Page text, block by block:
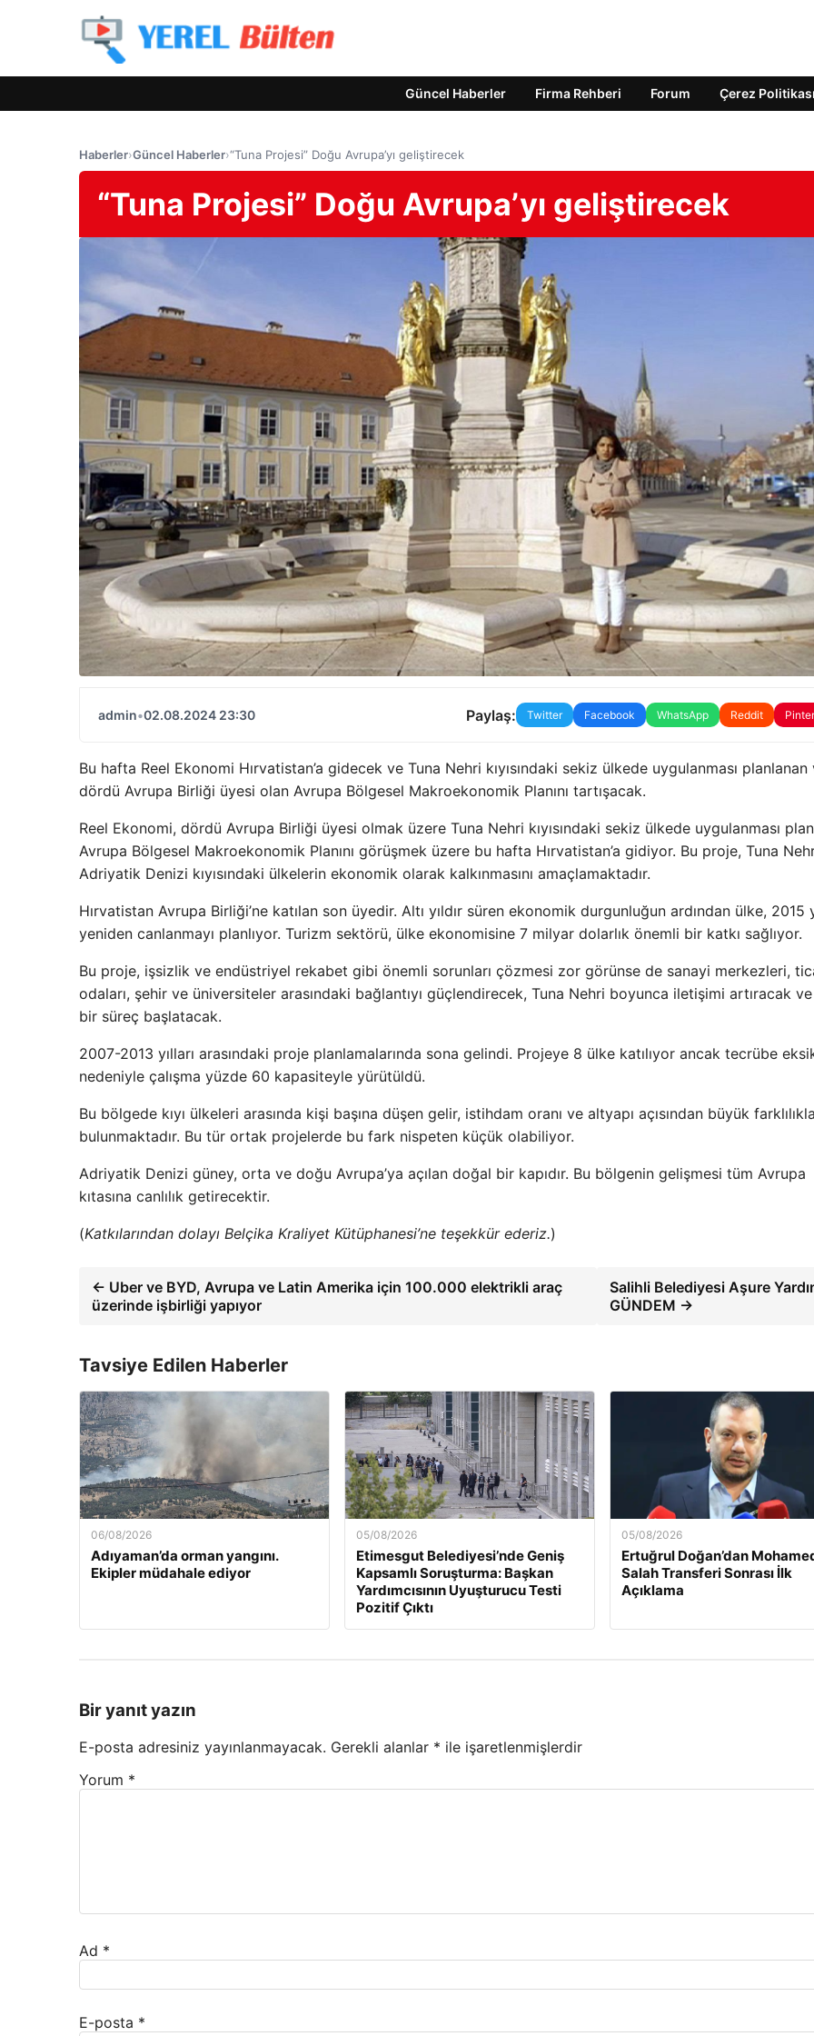
Güncel Haberler Firma Rehberi Forum Çerez Politikası
Haberler›Güncel Haberler›“Tuna Projesi” Doğu Avrupa’yı geliştirecek
“Tuna Projesi” Doğu Avrupa’yı geliştirecek
admin•02.08.2024 23:30 Paylaş: Twitter Facebook WhatsApp Reddit
Bu hafta Reel Ekonomi Hırvatistan’a gidecek ve Tuna Nehri kıyısındaki sekiz ülkede uygulanması planlanan
dördü Avrupa Birliği üyesi olan Avrupa Bölgesel Makroekonomik Planını tartışacak.
Reel Ekonomi, dördü Avrupa Birliği üyesi olmak üzere Tuna Nehri kıyısındaki sekiz ülkede uygulanması
Avrupa Bölgesel Makroekonomik Planını görüşmek üzere bu hafta Hırvatistan’a gidiyor. Bu proje, Tuna
Adriyatik Denizi kıyısındaki ülkelerin ekonomik olarak kalkınmasını amaçlamaktadır.
Hırvatistan Avrupa Birliği’ne katılan son üyedir. Altı yıldır süren ekonomik durgunluğun ardından ülke, 2015
yeniden canlanmayı planlıyor. Turizm sektörü, ülke ekonomisine 7 milyar dolarlık önemli bir katkı sağlıyor.
Bu proje, işsizlik ve endüstriyel rekabet gibi önemli sorunları çözmesi zor görünse de sanayi merkezleri,
odaları, şehir ve üniversiteler arasındaki bağlantıyı güçlendirecek, Tuna Nehri boyunca iletişimi artıracak
bir süreç başlatacak.
2007-2013 yılları arasındaki proje planlamalarında sona gelindi. Projeye 8 ülke katılıyor ancak tecrübe
nedeniyle çalışma yüzde 60 kapasiteyle yürütüldü.
Bu bölgede kıyı ülkeleri arasında kişi başına düşen gelir, istihdam oranı ve altyapı açısından büyük
bulunmaktadır. Bu tür ortak projelerde bu fark nispeten küçük olabiliyor.
Adriyatik Denizi güney, orta ve doğu Avrupa’ya açılan doğal bir kapıdır. Bu bölgenin gelişmesi tüm Avrupa
kıtasına canlılık getirecektir.
(Katkılarından dolayı Belçika Kraliyet Kütüphanesi’ne teşekkür ederiz.)
← Uber ve BYD, Avrupa ve Latin Amerika için 100.000 elektrikli araç
üzerinde işbirliği yapıyor
Salihli Belediyesi Aşure
GÜNDEM →
Tavsiye Edilen Haberler
06/08/2026
Adıyaman’da orman yangını.
Ekipler müdahale ediyor
05/08/2026
Etimesgut Belediyesi’nde Geniş
Kapsamlı Soruşturma: Başkan
Yardımcısının Uyuşturucu Testi
Pozitif Çıktı
05/08/2026
Ertuğrul Doğan’dan
Salah Transferi Sonrası İlk
Açıklama
Bir yanıt yazın
E-posta adresiniz yayınlanmayacak. Gerekli alanlar * ile işaretlenmişlerdir
Yorum *
Ad *
E-posta *